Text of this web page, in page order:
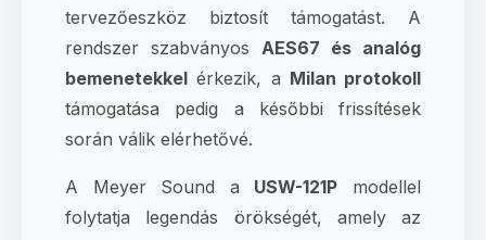
tervezőeszköz biztosít támogatást. A
rendszer szabványos AES67 és analóg
bemenetekkel érkezik, a Milan protokoll
támogatása pedig a későbbi frissítések
során válik elérhetővé.
A Meyer Sound a USW-121P modellel
folytatja legendás örökségét, amely az